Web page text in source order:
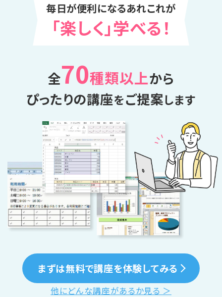
毎日が便利になるあれこれが
「楽しく」学べる！
全70種類以上から
ぴったりの講座をご提案します
まずは無料で講座を体験してみる
他にどんな講座があるか見る ＞